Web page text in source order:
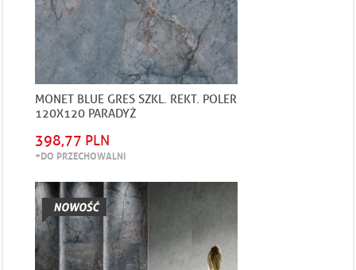
MONET BLUE GRES SZKL. REKT. POLER
120X120 PARADYŻ
398,77 PLN
+DO PRZECHOWALNI